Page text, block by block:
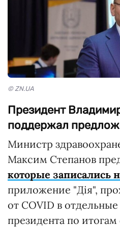
© ZN.UA
Президент
поддержал
Министр
Максим Степанов
которые записались
приложение "Дія",
от COVID в
президента по